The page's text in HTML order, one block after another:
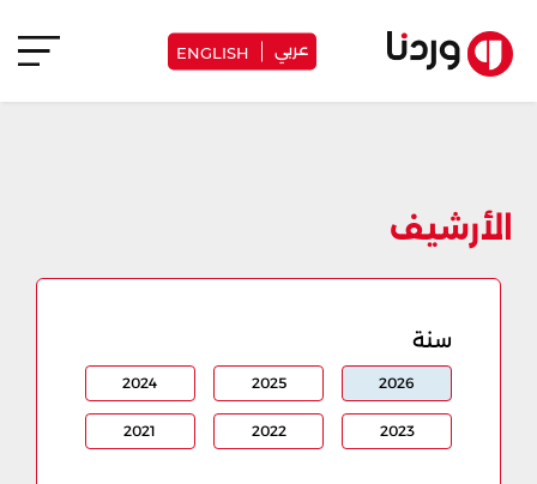
عربي ENGLISH
الأرشيف
سنة
2026
2025
2024
2023
2022
2021